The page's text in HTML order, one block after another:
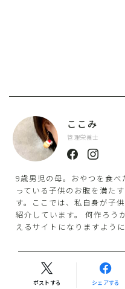
ここみ
管理栄養士
9歳男児の母。おやつを食
っている子供のお腹を満た
す。ここでは、私自身が子
紹介しています。 何作ろう
えるサイトになりますように
ポストする シェアする